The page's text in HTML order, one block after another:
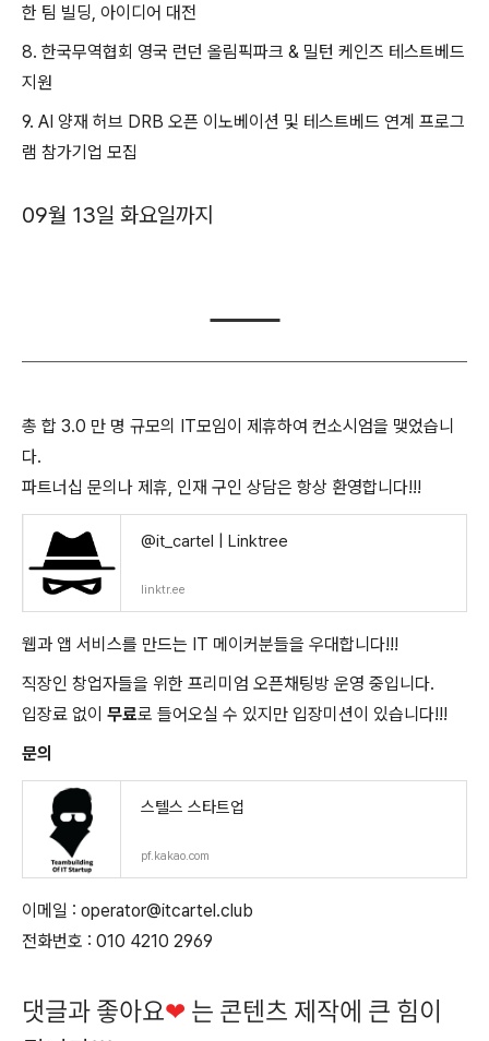
한 팀 빌딩, 아이디어 대전
8. 한국무역협회 영국 런던 올림픽파크 & 밀턴 케인즈 테스트베드
지원
9. AI 양재 허브 DRB 오픈 이노베이션 및 테스트베드 연계 프로그
램 참가기업 모집
09월 13일 화요일까지
총 합 3.0 만 명 규모의 IT모임이 제휴하여 컨소시엄을 맺었습니
다.
파트너십 문의나 제휴, 인재 구인 상담은 항상 환영합니다!!!
@it_cartel | Linktree
linktr.ee
웹과 앱 서비스를 만드는 IT 메이커분들을 우대합니다!!!
직장인 창업자들을 위한 프리미엄 오픈채팅방 운영 중입니다.
입장료 없이 무료로 들어오실 수 있지만 입장미션이 있습니다!!!
문의
스텔스 스타트업
pf.kakao.com
이메일 : operator@itcartel.club
전화번호 : 010 4210 2969
댓글과 좋아요❤ 는 콘텐츠 제작에 큰 힘이